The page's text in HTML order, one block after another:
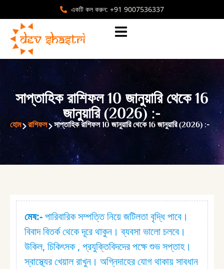
একটি কল করুন: +91 9007536337
সাপ্তাহিক রাশিফল 10 জানুয়ারি থেকে 16
জানুয়ারি (2026) :⁠-
হোম রাশিফল সাপ্তাহিক রাশিফল 10 জানুয়ারি থেকে 16 জানুয়ারি (2026) :⁠-
মেষ:⁠-পারিবারিক সম্পত্তি নিয়ে জটিলতা বৃদ্ধি পাবে।
বিবাদ বিতর্ক থেকে দূরে থাকুন। ব্যবসা ভালো চলবে।
উকিল, চিকিৎসক , প্রযুক্তিবিদদের পক্ষে শুভ সপ্তাহ।
স্বাস্থ্যের খেয়াল রাখুন। অগ্নিদাহের যোগ থাকায় সাবধান